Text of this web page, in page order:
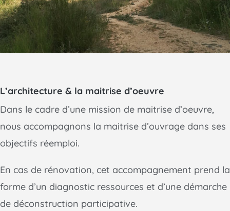
L’architecture & la maitrise d’oeuvre
Dans le cadre d’une mission de maitrise d’oeuvre,
nous accompagnons la maitrise d’ouvrage dans ses
objectifs réemploi.
En cas de rénovation, cet accompagnement prend la
forme d’un diagnostic ressources et d’une démarche
de déconstruction participative.